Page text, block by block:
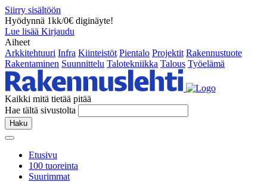
Siirry sisältöön
Hyödynnä 1kk/0€ diginäyte!
Lue lisää Kirjaudu
Aiheet
Arkkitehtuuri Infra Kiinteistöt Pientalo Projektit Rakennustuote
Rakentaminen Suunnittelu Talotekniikka Talous Työelämä
Kaikki mitä tietää pitää
Hae tältä sivustolta
Haku
Etusivu
100 tuoreinta
Suurimmat